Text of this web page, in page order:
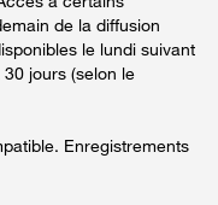
de la diffusion
le lundi suivant
jours (selon le
Enregistrements